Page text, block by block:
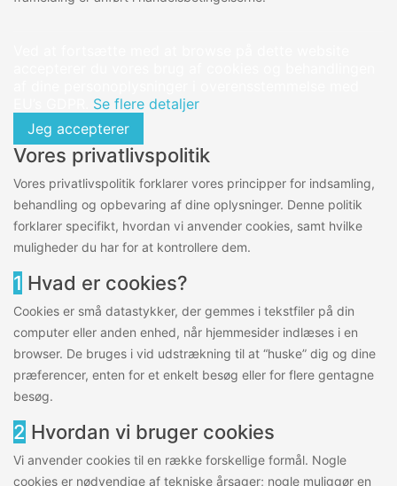
Se flere detaljer
Jeg accepterer
Vores privatlivspolitik
Vores privatlivspolitik forklarer vores principper for indsamling,
behandling og opbevaring af dine oplysninger. Denne politik
forklarer specifikt, hvordan vi anvender cookies, samt hvilke
muligheder du har for at kontrollere dem.
1 Hvad er cookies?
Cookies er små datastykker, der gemmes i tekstfiler på din
computer eller anden enhed, når hjemmesider indlæses i en
browser. De bruges i vid udstrækning til at “huske” dig og dine
præferencer, enten for et enkelt besøg eller for flere gentagne
besøg.
2 Hvordan vi bruger cookies
Vi anvender cookies til en række forskellige formål. Nogle
cookies er nødvendige af tekniske årsager; nogle muliggør en